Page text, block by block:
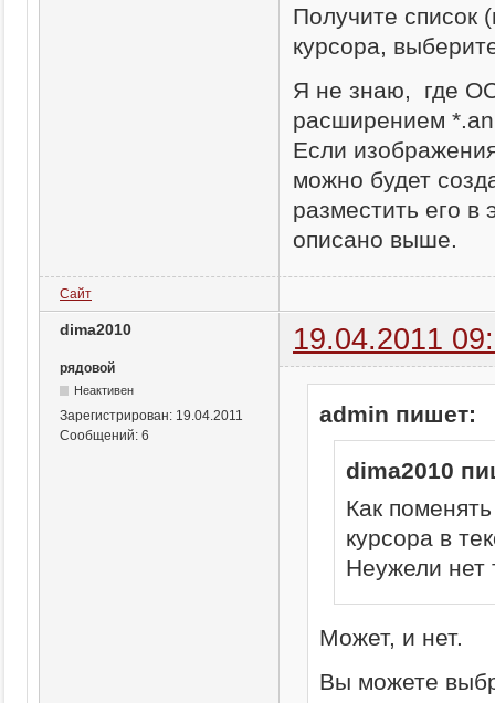
Получите список
курсора,
Я не знаю, где
расширением
Если
можно будет
разместить его в
описано выше.
Сайт
dima2010 19.04.2011
рядовой
Неактивен
Зарегистрирован: 19.04.2011
Сообщений: 6
admin пишет:
dima2010
Как
курсора в
Неужели нет
Может, и нет.
Вы можете